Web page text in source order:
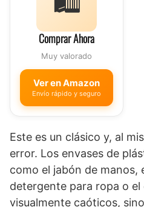
Comprar Ahora
Muy valorado
Ver en Amazon
Envío rápido y seguro
Este es un clásico y, al
error. Los envases de
como el jabón de manos,
detergente para ropa o
visualmente caóticos,